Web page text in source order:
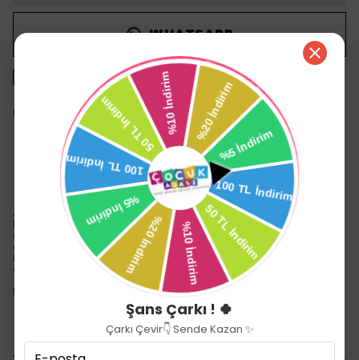
WHATSAPP
1500 TL üzeri ücretsiz kargo
14 gün içinde iade değişim
Ürün Açıklaması
Aptamil 4 Çocuk Devam Sütü 800 gr
Nutricia Anne Sütü Araştırma Merkezi, 50 yılı aşkın süredir anne
sütünün bağışıklığı destekleyen mucizevi içeriğini araştırıyor. Son
araştırmalarıyla her geçen gün geliştirdiği çocuk devam sütleri ile
bebeklerin beslenme hikayelerini destek olmak amacıyla
çalışmalarını sürdürüyor.
Devamını Göster
Şans Çarkı ! 🍀
Çarkı Çevir👇 Sende Kazan ✨